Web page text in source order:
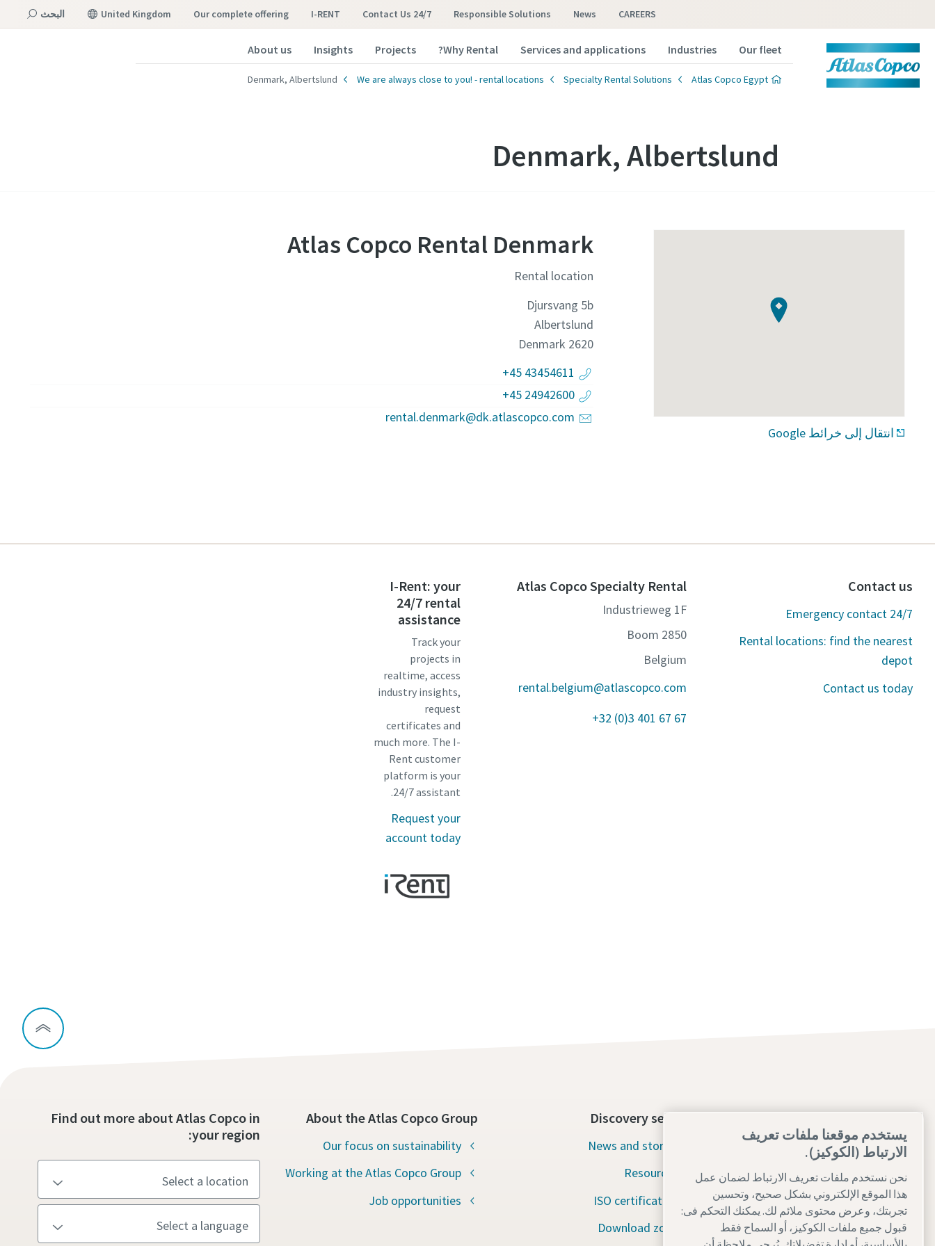
CAREERS
News
Responsible Solutions
Contact Us 24/7
I-RENT
our complete offering
United Kingdom البحث
Our fleet
Industries
Services and applications
Why Rental?
Projects
Insights
About us
Atlas Copco Egypt
Specialty Rental Solutions
We are always close to you! - rental locations
Denmark, Albertslund
Denmark, Albertslund
Atlas Copco Rental Denmark
Rental location
Djursvang 5b
Albertslund
2620
Denmark
+45 43454611
+45 24942600
rental.denmark@dk.atlascopco.com
انتقال إلى خرائط Google
Contact us
Emergency contact 24/7
Rental locations: find the nearest
depot
Contact us today
Atlas Copco Specialty Rental
Industrieweg 1F
2850 Boom
Belgium
rental.belgium@atlascopco.com
+32 (0)3 401 67 67
I-Rent: your
24/7 rental
assistance
Track your
projects in
realtime, access
industry insights,
request
certificates and
much more. The I-
Rent customer
platform is your
24/7 assistant.
Request your
account today
Contact us today
24/7 Emergency support
Our services
Fleet
Industries
Discovery section
News and stories
Resources
ISO certification
Download zone
About the Atlas Copco Group
Our focus on sustainability
Working at the Atlas Copco Group
Job opportunities
Find out more about Atlas Copco in
your region:
يستخدم موقعنا ملفات تعريف
الارتباط (الكوكيز).
نحن نستخدم ملفات تعريف الارتباط لضمان عمل
هذا الموقع الإلكتروني بشكل صحيح، وتحسين
تجربتك، وعرض محتوى ملائم لك. يمكنك التحكم فى:
قبول جميع ملفات الكوكيز، أو السماح فقط